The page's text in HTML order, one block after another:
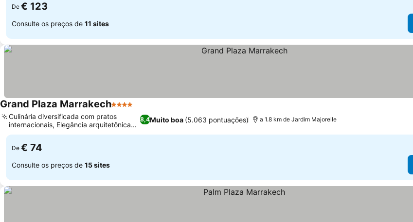
De € 123
Consulte os preços de 11 sites
Grand Plaza Marrakech4 Estrelas
8,4Muito boa (5.063 pontuações)
Culinária diversificada com pratos
internacionais, Elegância arquitetônica
árabe-mourisca
a 1.8 km de Jardim Majorelle
De € 74
Consulte os preços de 15 sites